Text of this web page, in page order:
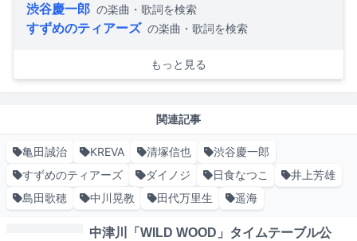
渋谷慶一郎 の楽曲・歌詞を検索
すずめのティアーズ の楽曲・歌詞を検索
もっと見る
関連記事
亀田誠治 KREVA 清塚信也
渋谷慶一郎
すずめのティアーズ
ダイノジ 日食なつこ
井上芳雄
島田歌穂
中川晃教 田代万里生 遥海
中津川「WILD WOOD」タイムテーブル公